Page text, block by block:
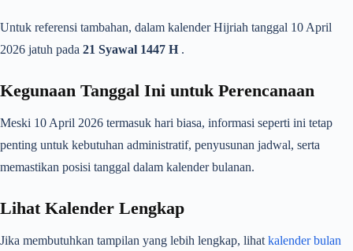
Untuk referensi tambahan, dalam kalender Hijriah tanggal 10 April
2026 jatuh pada 21 Syawal 1447 H .
Kegunaan Tanggal Ini untuk Perencanaan
Meski 10 April 2026 termasuk hari biasa, informasi seperti ini tetap
penting untuk kebutuhan administratif, penyusunan jadwal, serta
memastikan posisi tanggal dalam kalender bulanan.
Lihat Kalender Lengkap
Jika membutuhkan tampilan yang lebih lengkap, lihat kalender bulan